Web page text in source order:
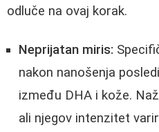
odluče na ovaj korak.
Neprijatan miris:
nakon nanošenja
između DHA i kože.
ali njegov intenzitet